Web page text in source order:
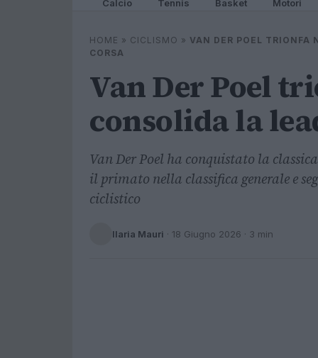
Calcio Tennis Basket Motori
HOME » CICLISMO » VAN DER POEL TRIONFA
CORSA
Van Der Poel
consolida la
Van Der Poel ha conquistato la
il primato nella classifica generale e
ciclistico
Ilaria Mauri · 18 Giugno 2026 · 3 min